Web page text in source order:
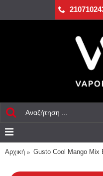
Αρχική Gusto Cool Mango Mix